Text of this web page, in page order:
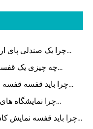
چرا یک صندلی پای
چه چیزی یک قفسه
موثرترین راه حل
چرا باید قفسه
چرا نمایشگاه
چرا باید قفسه نمایش